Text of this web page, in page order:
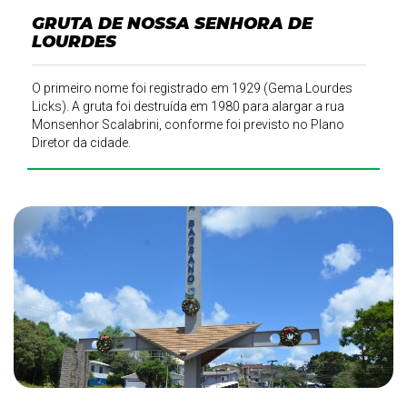
GRUTA DE NOSSA SENHORA DE
LOURDES
O primeiro nome foi registrado em 1929 (Gema Lourdes
Licks). A gruta foi destruída em 1980 para alargar a rua
Monsenhor Scalabrini, conforme foi previsto no Plano
Diretor da cidade.